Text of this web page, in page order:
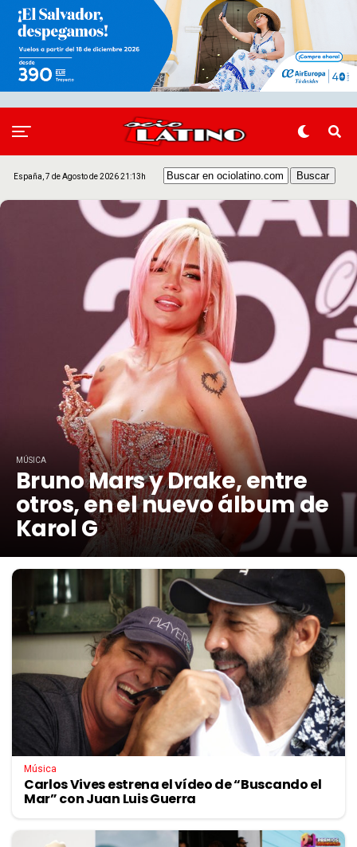
España, 7 de Agosto de 2026 21:13h
MÚSICA
Bruno Mars y Drake, entre
otros, en el nuevo álbum de
Karol G
Música
Carlos Vives estrena el vídeo de “Buscando el
Mar” con Juan Luis Guerra